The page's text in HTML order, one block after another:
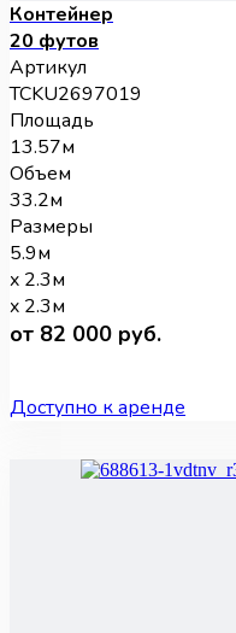
Контейнер
20 футов
Артикул
TCKU2697019
Площадь
13.57м
Объем
33.2м
Размеры
5.9м
x 2.3м
x 2.3м
от 82 000 руб.
Доступно к аренде